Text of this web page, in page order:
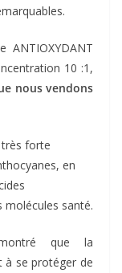
ANTIOXYDANT
10 :1,
nous vendons
forte
en
molécules santé.
que la
à se protéger de